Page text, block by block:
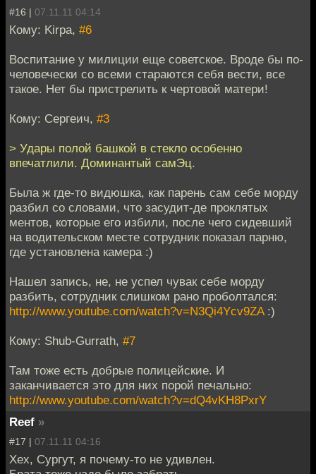
#16 | 07.11.11 04:14
Кому: Kirpa, #6
Воспитание у милиции еще советское. Вроде бы по-
человечески со всеми стараются себя вести, все
такое. Нет бы пристрелить к чертовой матери!
Кому: Сергеич, #3
> Удары полой башкой в стекло особенно
впечатлили. Доминантый самЭц.
Была ж где-то видюшка, как парень сам себе морду
разбил со словами, что засудит-де проклятых
ментов, которые его избили, после чего сидевший
на водительском месте сотрудник показал парню,
где установлена камера :)
Нашел запись, не, не успел чувак себе морду
разбить, сотрудник слишком рано проболтался:
http://www.youtube.com/watch?v=N3Qi4Ycv9ZA:)
Кому: Shub-Gurrath, #7
Там тоже есть добрые полицейские. И
заканчивается это для них порой печально:
http://www.youtube.com/watch?v=dQ4vKH8PxrY
Reef »
#17 | 07.11.11 04:16
Хех, Сургут, я почему-то не удивлен.